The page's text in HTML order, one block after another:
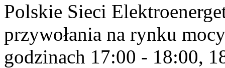
Polskie Sieci
przywołania na rynku
godzinach 17:00 - 18:00,